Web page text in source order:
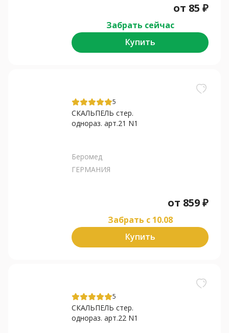
от 85 ₽
Забрать сейчас
Купить
5
СКАЛЬПЕЛЬ стер.
однораз. арт.21 N1
Беромед
ГЕРМАНИЯ
от 859₽
Забрать c 10.08
Купить
5
СКАЛЬПЕЛЬ стер.
однораз. арт.22 N1